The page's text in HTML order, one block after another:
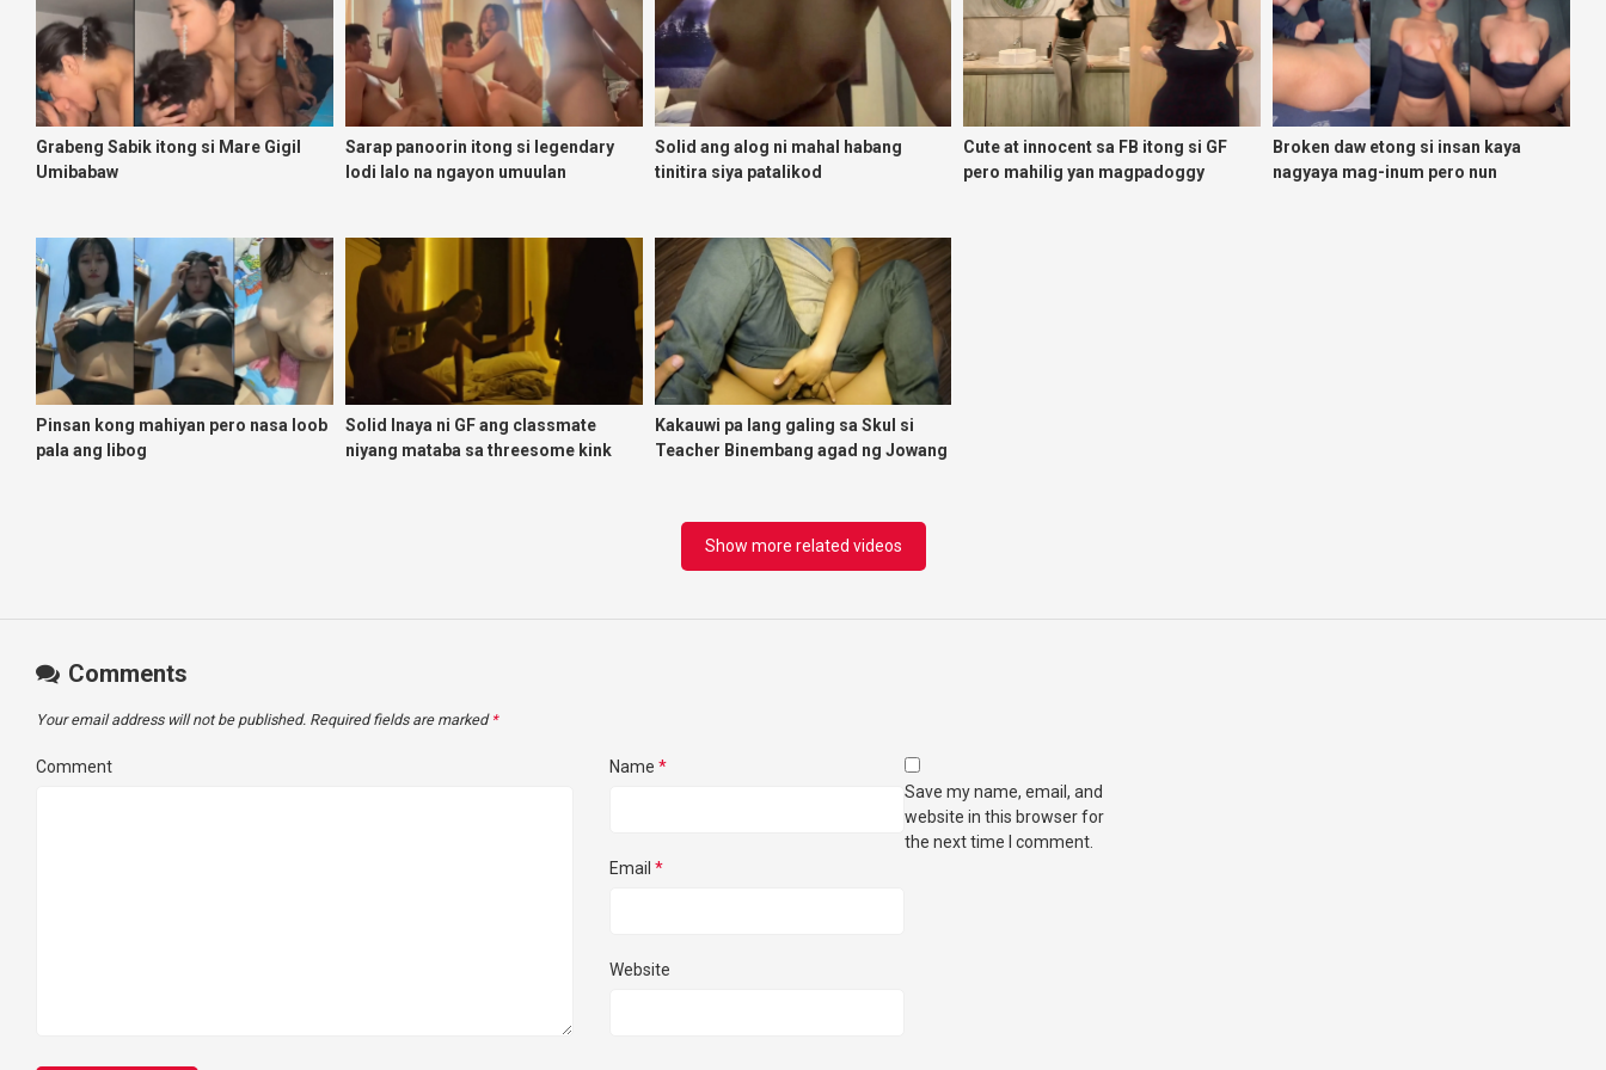
Grabeng Sabik itong si Mare Gigil
Umibabaw
Sarap panoorin itong si legendary
lodi lalo na ngayon umuulan
Solid ang alog ni mahal habang
tinitira siya patalikod
Cute at innocent sa FB itong si GF
pero mahilig yan magpadoggy
Broken daw etong si insan kaya
nagyaya mag-inum pero nun
Pinsan kong mahiyan pero nasa loob
pala ang libog
Solid Inaya ni GF ang classmate
niyang mataba sa threesome kink
Kakauwi pa lang galing sa Skul si
Teacher Binembang agad ng Jowang
Show more related videos
Comments
Your email address will not be published. Required fields are marked *
Comment Name *
Email *
Website
Save my name, email, and
website in this browser for
the next time I comment.